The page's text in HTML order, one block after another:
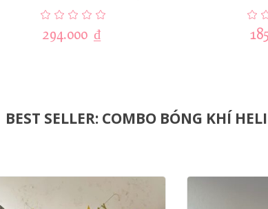
294.000 ₫
BEST SELLER: COMBO BÓNG KHÍ